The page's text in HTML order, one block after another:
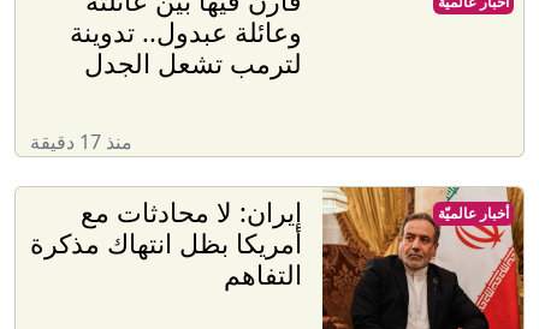
وعائلة عبدول.. تدوينة
لترمب تشعل الجدل
منذ 17 دقيقة
إيران: لا محادثات مع
أمريكا بظل انتهاك مذكرة
التفاهم
أخبار عالميّة